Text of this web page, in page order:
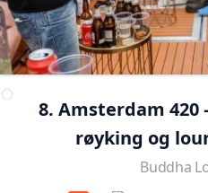
8. Amsterdam 420
røyking og
Buddha